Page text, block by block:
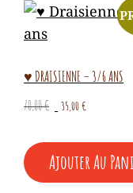
♥ DRAISIENNE – 3/6 ANS
70,00€
Le
initial
était :
70,00 €.
35,00€
actuel
est :
35,00
Ajouter Au